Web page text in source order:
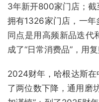
3年新开800家门店；
拥有1326家门店，一
同点是用高频新品迭代
成了“日常消费品”，用
2024财年，哈根达斯
了两位数下降，通用磨